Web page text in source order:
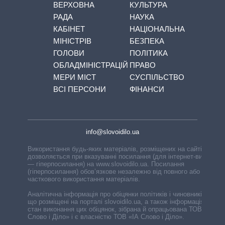
ВЕРХОВНА
РАДА
КАБІНЕТ
МІНІСТРІВ
ГОЛОВИ
ОБЛАДМІНІСТРАЦІЙ
МЕРИ МІСТ
ВСІ ПЕРСОНИ
КУЛЬТУРА
НАУКА
НАЦІОНАЛЬНА
БЕЗПЕКА
ПОЛІТИКА
ПРАВО
СУСПІЛЬСТВО
ФІНАНСИ
info@slovoidilo.ua
Використання будь-яких матеріалів, розміщених на сайті,
дозволяється при вказуванні посилання (для інтернет-видань
— гіперпосилання) на www.slovoidilo.ua. Посилання
(гіперпосилання) обов’язкове незалежно від повного або
часткового використання матеріалів.
Аналітична інформація про обіцянки політиків і чиновників,
що розміщені на порталі slovoidilo.ua, а також інформація про
стан виконання цих обіцянок, зібрана й опрацьована ТОВ «ІА
Слово і Діло» і є власністю ТОВ «ІА Слово і Діло».